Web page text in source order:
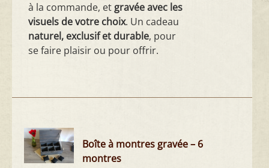
à la commande, et gravée avec les
visuels de votre choix. Un cadeau
naturel, exclusif et durable, pour
se faire plaisir ou pour offrir.
Boîte à montres gravée – 6
montres